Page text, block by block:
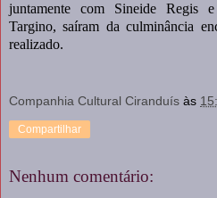
juntamente com Sineide Regis
Targino, saíram da culminância
realizado.
Companhia Cultural Ciranduís às
Compartilhar
Nenhum comentário: